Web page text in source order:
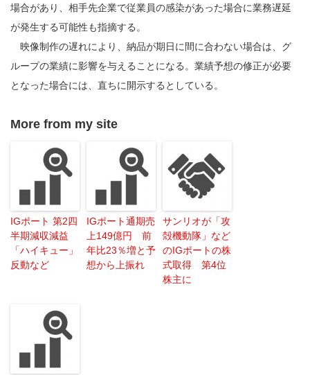
場合があり、相手先企業で従業員の感染があった場合に業務遅延
が発生する可能性も指摘する。
映像制作の遅れにより、納品が期日に間に合わない場合は、グ
ループの業績に影響を与えることになる。業績予想の修正が必要
となった場合には、直ちに開示するとしている。
More from my site
IGポート 第2四
半期減収減益
「ハイキュー」
反動など
IGポート通期売
上149億円 前
年比23％増と予
想から上振れ
サンリオが「攻
殻機動隊」など
のIGポートの株
式取得 第4位
株主に